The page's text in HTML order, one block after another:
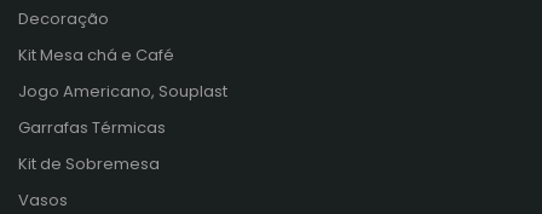
Decoração
Kit Mesa chá e Café
Jogo Americano, Souplast
Garrafas Térmicas
Kit de Sobremesa
Vasos